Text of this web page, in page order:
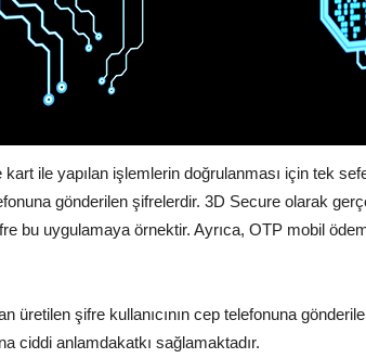
ile yapılan işlemlerin doğrulanması için tek
gönderilen şifrelerdir. 3D Secure olarak
bu uygulamaya örnektir. Ayrıca, OTP mobil
üretilen şifre kullanıcının cep telefonuna
ciddi anlamdakatkı sağlamaktadır.